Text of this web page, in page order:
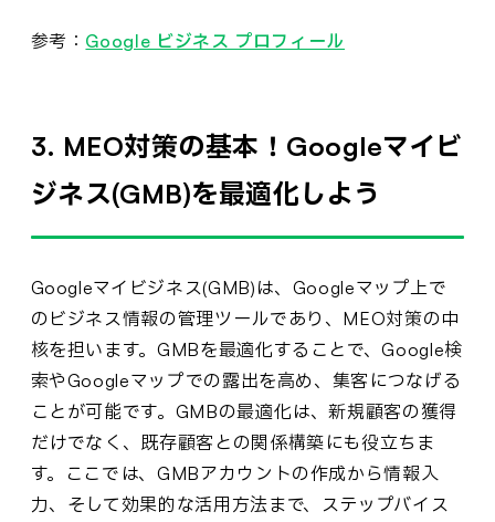
参考： Google ビジネス プロフィール
3. MEO対策の基本！Googleマイビ
ジネス(GMB)を最適化しよう
Googleマイビジネス(GMB)は、Googleマップ上で
のビジネス情報の管理ツールであり、MEO対策の中
核を担います。GMBを最適化することで、Google検
索やGoogleマップでの露出を高め、集客につなげる
ことが可能です。GMBの最適化は、新規顧客の獲得
だけでなく、既存顧客との関係構築にも役立ちま
す。ここでは、GMBアカウントの作成から情報入
力、そして効果的な活用方法まで、ステップバイス